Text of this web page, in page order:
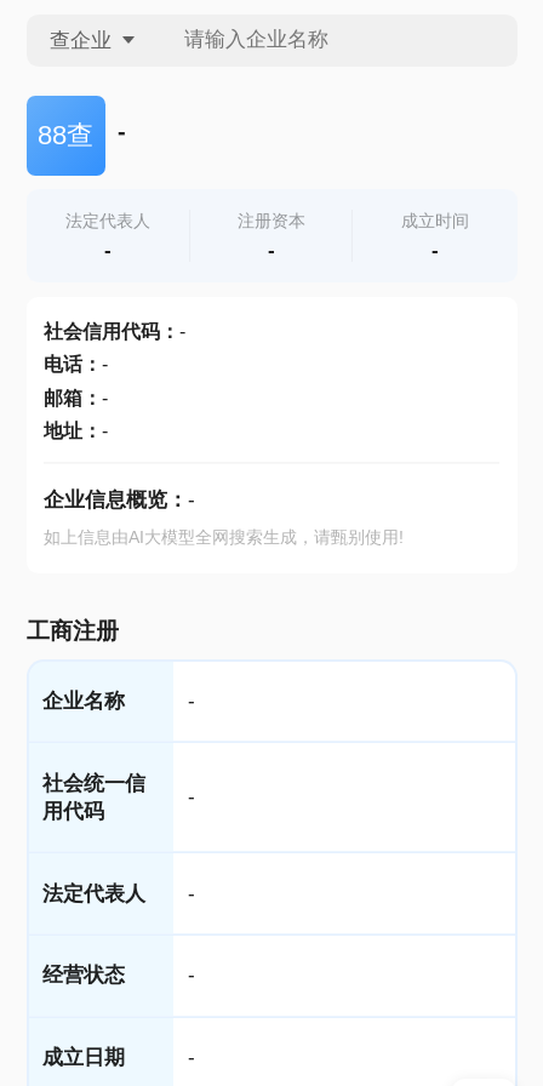
查企业
查企业
查产地
88查 -
法定代表人
-
注册资本
-
成立时间
-
社会信用代码： -
电话： -
邮箱： -
地址： -
企业信息概览： -
如上信息由AI大模型全网搜索生成，请甄别使用!
工商注册
企业名称 -
社会统一信
用代码
-
法定代表人 -
经营状态 -
成立日期 -